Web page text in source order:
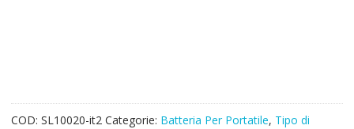
quantità
COD: SL10020-it2 Categorie: Batteria Per Portatile, Tipo di